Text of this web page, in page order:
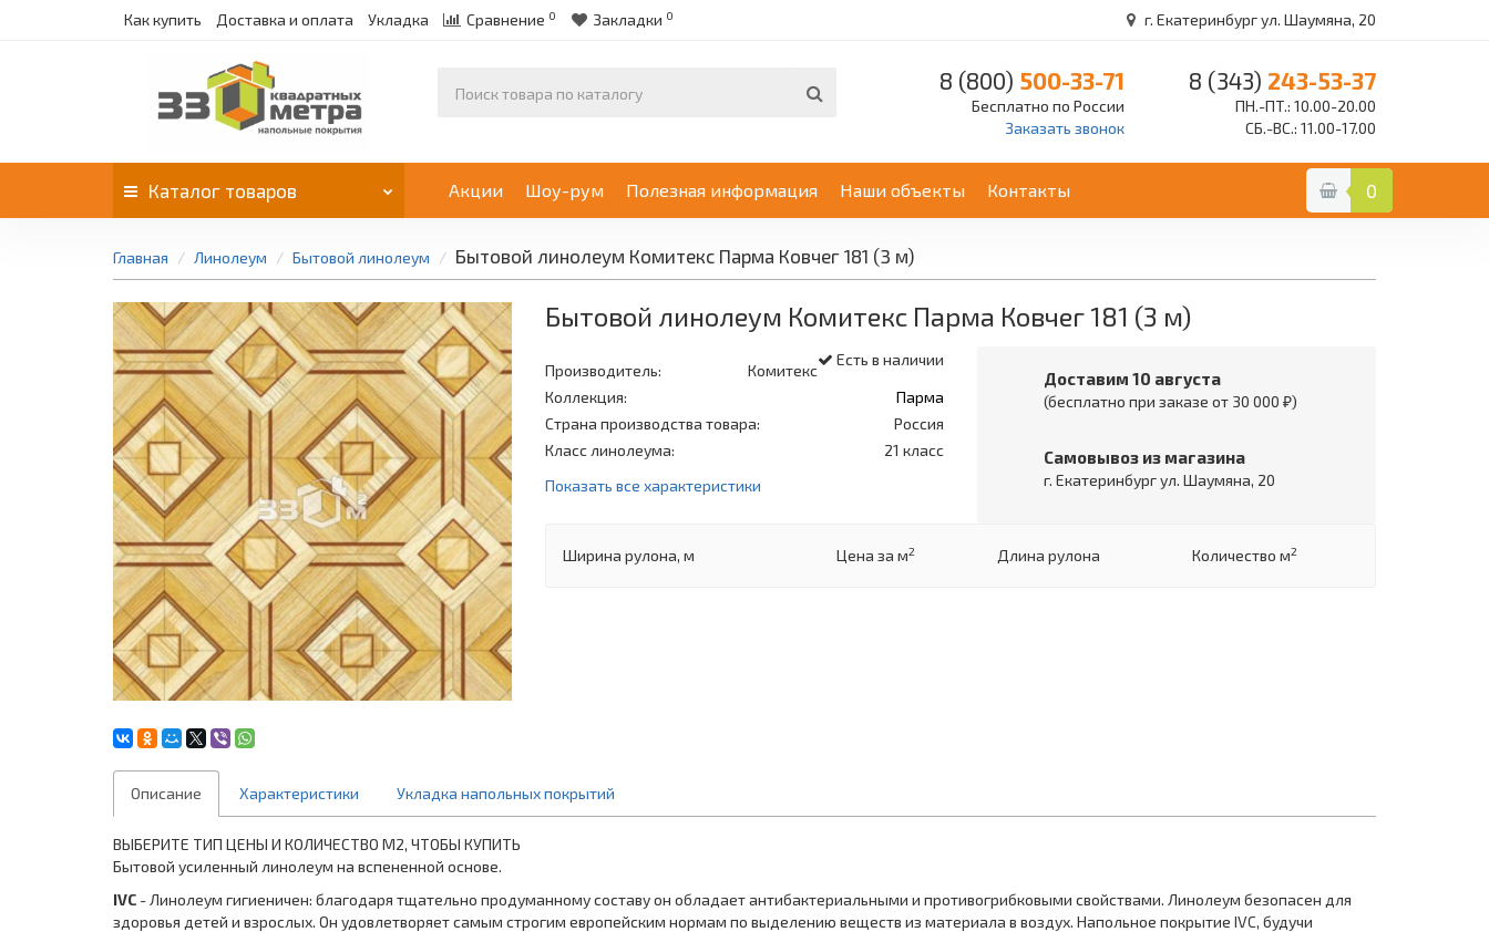
Как купить Доставка и оплата Укладка Сравнение 0 Закладки 0 г. Екатеринбург ул. Шаумяна, 20
8 (800) 500-33-71
Бесплатно по России
Заказать звонок
8 (343) 243-53-37
ПН.-ПТ.: 10.00-20.00
СБ.-ВС.: 11.00-17.00
Каталог товаров Акции Шоу-рум Полезная информация Наши объекты Контакты 0
Главная Линолеум Бытовой линолеум Бытовой линолеум Комитекс Парма Ковчег 181 (3 м)
Бытовой линолеум Комитекс Парма Ковчег 181 (3 м)
Есть в наличии
Производитель:
Комитекс
Коллекция:
Парма
Страна производства товара:
Россия
Класс линолеума:
21 класс
Показать все характеристики
Доставим 10 августа
(бесплатно при заказе от 30 000 ₽)
Самовывоз из магазина
г. Екатеринбург ул. Шаумяна, 20
Ширина рулона, м Цена за м2 Длина рулона Количество м2
Описание Характеристики Укладка напольных покрытий
ВЫБЕРИТЕ ТИП ЦЕНЫ И КОЛИЧЕСТВО М2, ЧТОБЫ КУПИТЬ
Бытовой усиленный линолеум на вспененной основе.
IVC - Линолеум гигиеничен: благодаря тщательно продуманному составу он обладает антибактериальными и противогрибковыми свойствами. Линолеум безопасен для
здоровья детей и взрослых. Он удовлетворяет самым строгим европейским нормам по выделению веществ из материала в воздух. Напольное покрытие IVC, будучи